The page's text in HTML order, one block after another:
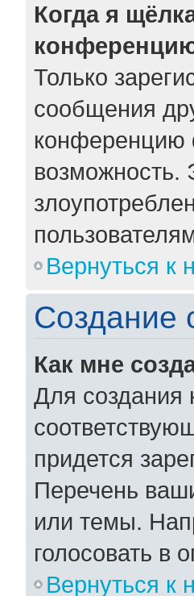
Когда я
Только
сообщения
конференцию
возможность.
Вернуться к
Создание
Как мне
Для
придется
Перечень
или темы.
голосовать в
Вернуться к